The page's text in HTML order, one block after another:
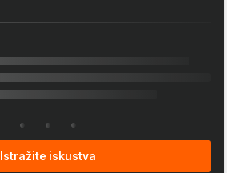
Istražite iskustva